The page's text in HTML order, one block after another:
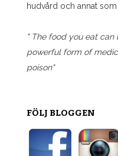
hudvård och annat som
" The food you eat
powerful form of
poison"
FÖLJ BLOGGEN